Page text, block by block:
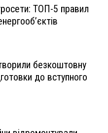
ТОП-5 правил
безкоштовну
до вступного